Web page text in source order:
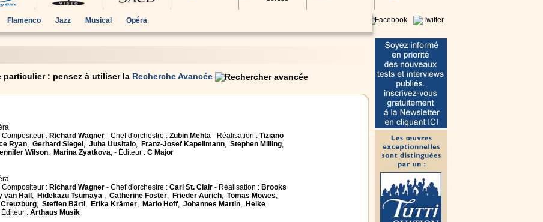
Flamenco Jazz Musical Opéra
particulier : pensez à utiliser la Recherche Avancée
Compositeur : Richard Wagner - Chef d'orchestre : Zubin Mehta - Réalisation : Tiziano
Ryan, Gerhard Siegel , Juha Uusitalo, Franz-Josef Kapellmann, Stephen Milling,
Wilson, Marina Zyatkova, - Éditeur : C Major
Compositeur : Richard Wagner - Chef d'orchestre : Carl St. Clair - Réalisation : Brooks
van Hall , Hidekazu Tsumaya , Catherine Foster, Frieder Aurich, Tomas Möwes,
, Steffen Bärtl , Erika Krämer, Mario Hoff, Johannes Martin, Heike
Éditeur : Arthaus Musik